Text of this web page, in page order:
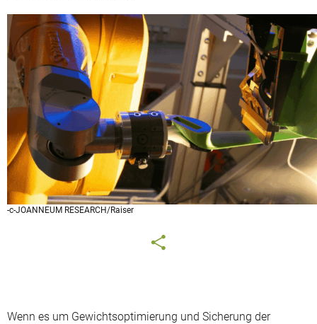
-c-JOANNEUM RESEARCH/Raiser
Wenn es um Gewichtsoptimierung und Sicherung der